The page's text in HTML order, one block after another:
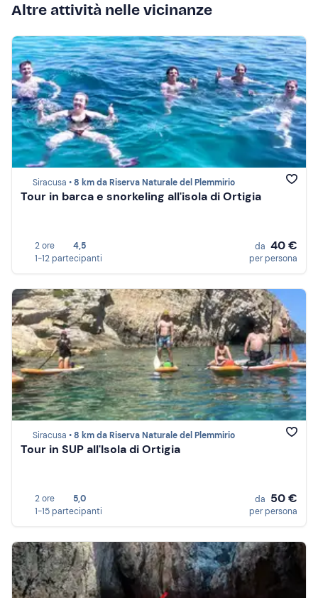
Altre attività nelle vicinanze
Siracusa •8 km da Riserva Naturale del Plemmirio
Tour in barca e snorkeling all'isola di Ortigia
2 ore
4,5
1-12 partecipanti
da 40 €
per persona
Siracusa •8 km da Riserva Naturale del Plemmirio
Tour in SUP all'Isola di Ortigia
2 ore
5,0
1-15 partecipanti
da 50 €
per persona